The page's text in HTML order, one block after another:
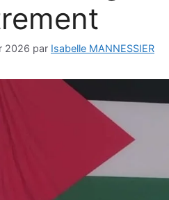
2026 par Isabelle MANNESSIER